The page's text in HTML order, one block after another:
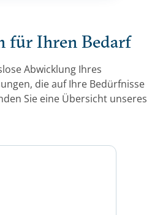
für Ihren Bedarf
Abwicklung Ihres
die auf Ihre Bedürfnisse
Sie eine Übersicht unseres